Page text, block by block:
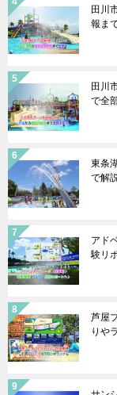
田川
報ま
田川
で全
東条
で解
アド
験リ
芦屋
りや